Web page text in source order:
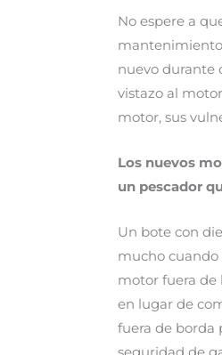
No espere a
nuevo durante
vistazo al
motor, sus
Los nuevos
un pescador
Un bote con
mucho cuando
motor fuera de
en lugar de
fuera de borda